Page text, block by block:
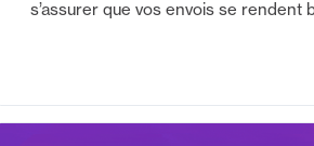
s’assurer que vos envois se rendent